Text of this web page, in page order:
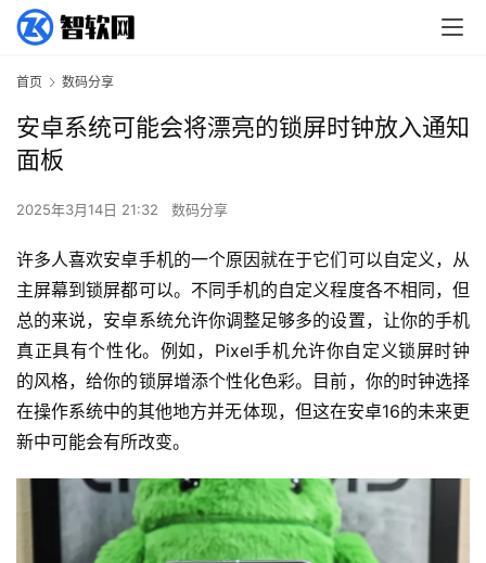
首页 数码分享
安卓系统可能会将漂亮的锁屏时钟放入通知
面板
2025年3月14日 21:32 数码分享
许多人喜欢安卓手机的一个原因就在于它们可以自定义，从
主屏幕到锁屏都可以。不同手机的自定义程度各不相同，但
总的来说，安卓系统允许你调整足够多的设置，让你的手机
真正具有个性化。例如，Pixel手机允许你自定义锁屏时钟
的风格，给你的锁屏增添个性化色彩。目前，你的时钟选择
在操作系统中的其他地方并无体现，但这在安卓16的未来更
新中可能会有所改变。